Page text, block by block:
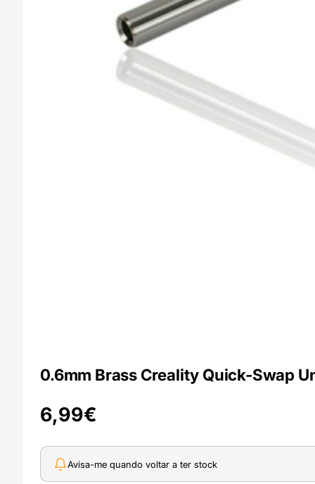
0.6mm Brass Creality Quick-Swap
6,99€
Avisa-me quando voltar a ter stock